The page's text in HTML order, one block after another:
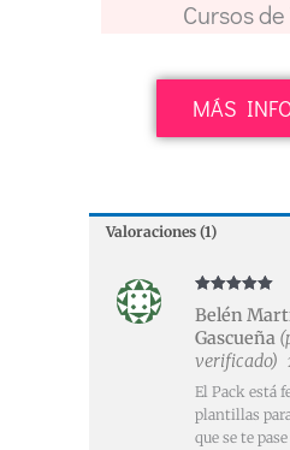
Cursos
MÁS
Valoraciones (1)
Valorado con
5de 5
Belén
Gascueña
verificado)
El Pack está
plantillas
que se te